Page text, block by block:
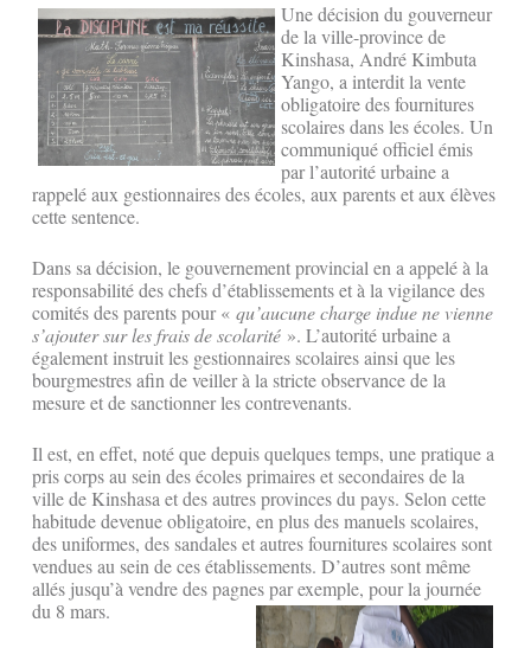
Une décision du gouverneur
de la ville-province de
Kinshasa, André Kimbuta
Yango, a interdit la vente
obligatoire des fournitures
scolaires dans les écoles. Un
communiqué officiel émis
par l’autorité urbaine a
rappelé aux gestionnaires des écoles, aux parents et aux élèves
cette sentence.
Dans sa décision, le gouvernement provincial en a appelé à la
responsabilité des chefs d’établissements et à la vigilance des
comités des parents pour « qu’aucune charge indue ne vienne
s’ajouter sur les frais de scolarité ». L’autorité urbaine a
également instruit les gestionnaires scolaires ainsi que les
bourgmestres afin de veiller à la stricte observance de la
mesure et de sanctionner les contrevenants.
Il est, en effet, noté que depuis quelques temps, une pratique a
pris corps au sein des écoles primaires et secondaires de la
ville de Kinshasa et des autres provinces du pays. Selon cette
habitude devenue obligatoire, en plus des manuels scolaires,
des uniformes, des sandales et autres fournitures scolaires sont
vendues au sein de ces établissements. D’autres sont même
allés jusqu’à vendre des pagnes par exemple, pour la journée
du 8 mars.